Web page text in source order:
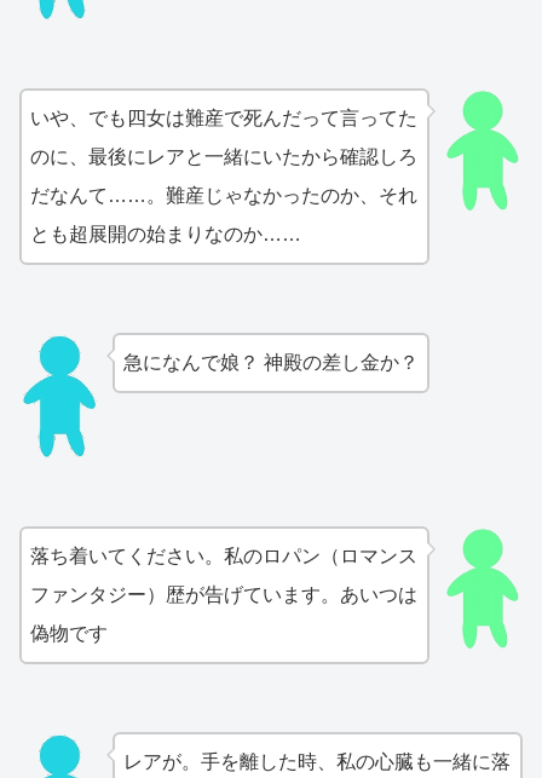
いや、でも四女は難産で死んだって言ってた
のに、最後にレアと一緒にいたから確認しろ
だなんて……。難産じゃなかったのか、それ
とも超展開の始まりなのか……
急になんで娘？ 神殿の差し金か？
落ち着いてください。私のロパン（ロマンス
ファンタジー）歴が告げています。あいつは
偽物です
レアが。手を離した時、私の心臓も一緒に落